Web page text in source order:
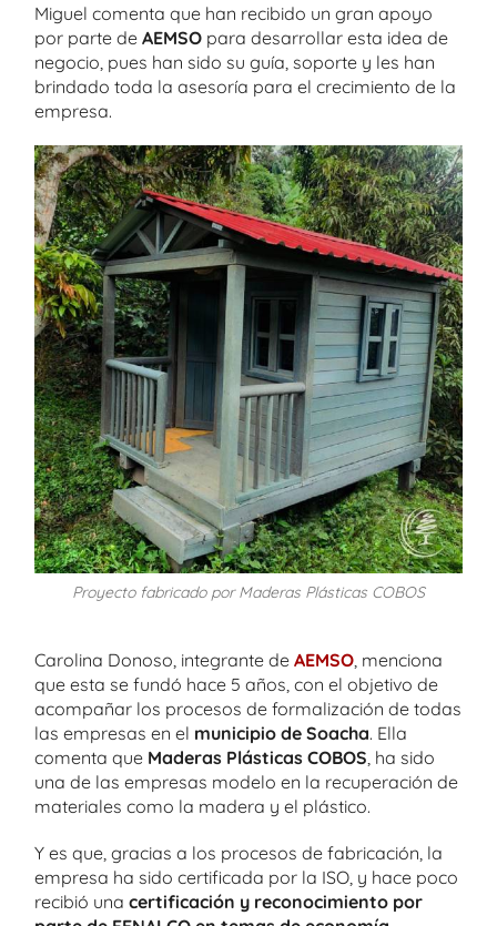
Miguel comenta que han recibido un gran apoyo
por parte de AEMSO para desarrollar esta idea de
negocio, pues han sido su guía, soporte y les han
brindado toda la asesoría para el crecimiento de la
empresa.
Proyecto fabricado por Maderas Plásticas COBOS
Carolina Donoso, integrante de AEMSO , menciona
que esta se fundó hace 5 años, con el objetivo de
acompañar los procesos de formalización de todas
las empresas en el municipio de Soacha. Ella
comenta que Maderas Plásticas COBOS , ha sido
una de las empresas modelo en la recuperación de
materiales como la madera y el plástico.
Y es que, gracias a los procesos de fabricación, la
empresa ha sido certificada por la ISO, y hace poco
recibió una certificación y reconocimiento por